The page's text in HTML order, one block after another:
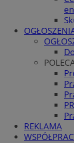
REKLAMA